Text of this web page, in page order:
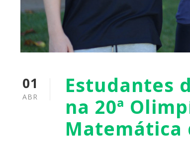
01
ABR
Estudantes
na 20ª
Matemática